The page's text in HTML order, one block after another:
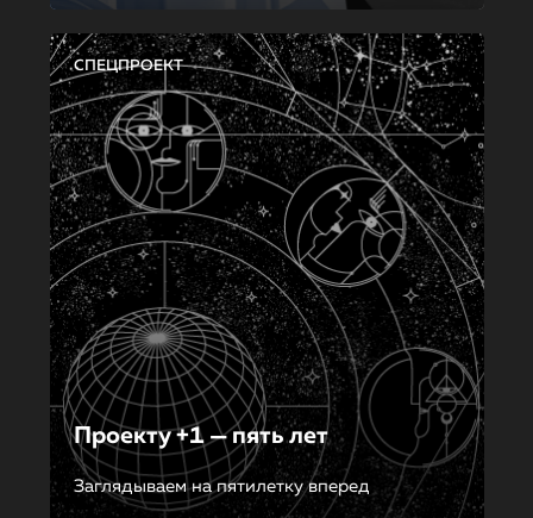
СПЕЦПРОЕКТ
Проекту +1 — пять лет
Заглядываем на пятилетку вперед